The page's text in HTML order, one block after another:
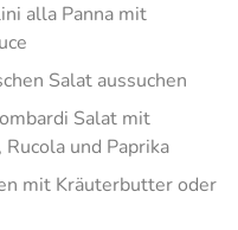
alla Panna​ mit
Salat aussuchen
Salat mit
und Paprika
mit Kräuterbutter oder